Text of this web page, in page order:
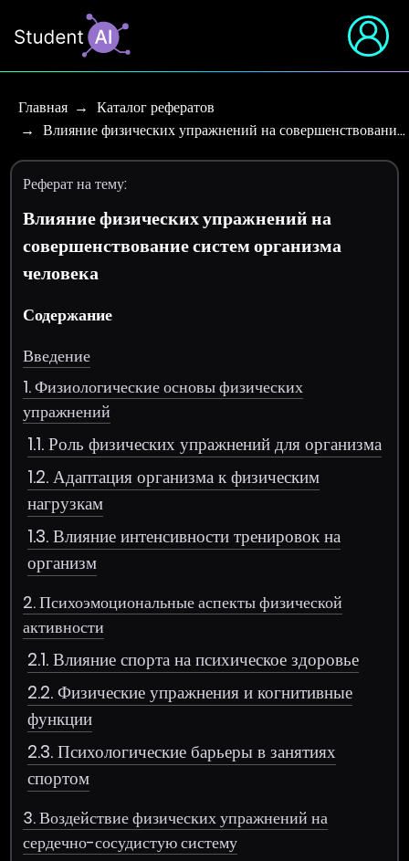
Главная
Каталог рефератов
Влияние физических упражнений на совершенствовани…
Реферат на тему:
Влияние физических упражнений на
совершенствование систем организма
человека
Содержание
Введение
1. Физиологические основы физических
упражнений
1.1. Роль физических упражнений для организма
1.2. Адаптация организма к физическим
нагрузкам
1.3. Влияние интенсивности тренировок на
организм
2. Психоэмоциональные аспекты физической
активности
2.1. Влияние спорта на психическое здоровье
2.2. Физические упражнения и когнитивные
функции
2.3. Психологические барьеры в занятиях
спортом
3. Воздействие физических упражнений на
сердечно-сосудистую систему